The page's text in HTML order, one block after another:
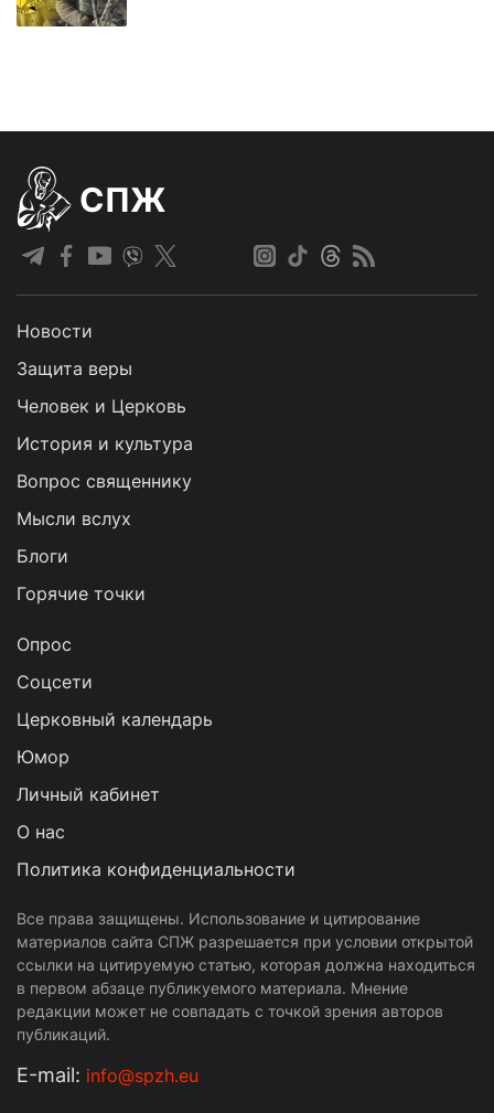
СПЖ
Новости
Защита веры
Человек и Церковь
История и культура
Вопрос священнику
Мысли вслух
Блоги
Горячие точки
Опрос
Cоцсети
Церковный календарь
Юмор
Личный кабинет
О нас
Политика конфиденциальности
Все права защищены. Использование и цитирование
материалов сайта СПЖ разрешается при условии открытой
ссылки на цитируемую статью, которая должна находиться
в первом абзаце публикуемого материала. Мнение
редакции может не совпадать с точкой зрения авторов
публикаций.
Е-mail: info@spzh.eu